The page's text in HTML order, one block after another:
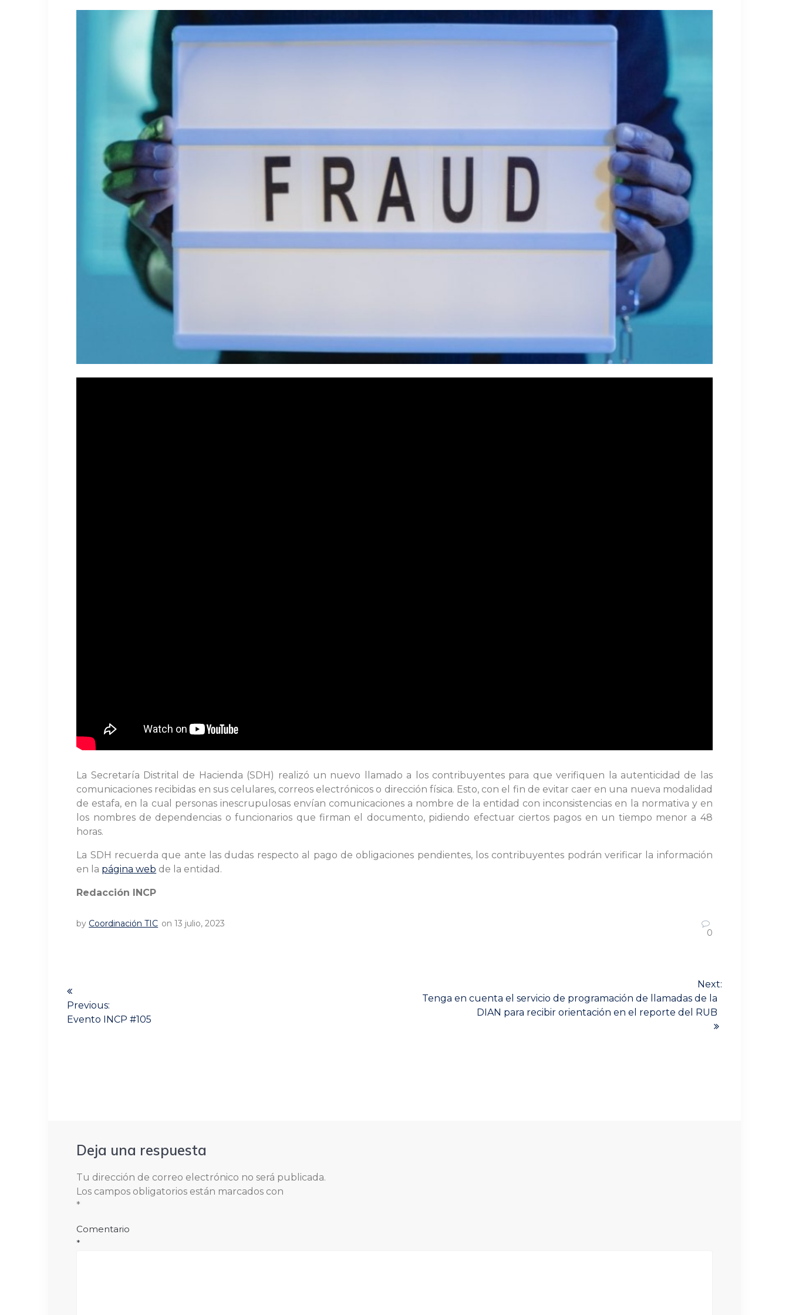
La Secretaría Distrital de Hacienda (SDH) realizó un nuevo llamado a los contribuyentes para que verifiquen la autenticidad de las
comunicaciones recibidas en sus celulares, correos electrónicos o dirección física. Esto, con el fin de evitar caer en una nueva modalidad
de estafa, en la cual personas inescrupulosas envían comunicaciones a nombre de la entidad con inconsistencias en la normativa y en
los nombres de dependencias o funcionarios que firman el documento, pidiendo efectuar ciertos pagos en un tiempo menor a 48
horas.
La SDH recuerda que ante las dudas respecto al pago de obligaciones pendientes, los contribuyentes podrán verificar la información
en la página web de la entidad.
Redacción INCP
by Coordinación TIC on 13 julio, 2023
0
dePrevious:
Previous
Evento INCP #105
Next:
NextTenga en cuenta el servicio de programación de llamadas de la
DIAN para recibir orientación en el reporte del RUB
Deja una respuesta
Tu dirección de correo electrónico no será publicada.
Los campos obligatorios están marcados con
*
Comentario
*